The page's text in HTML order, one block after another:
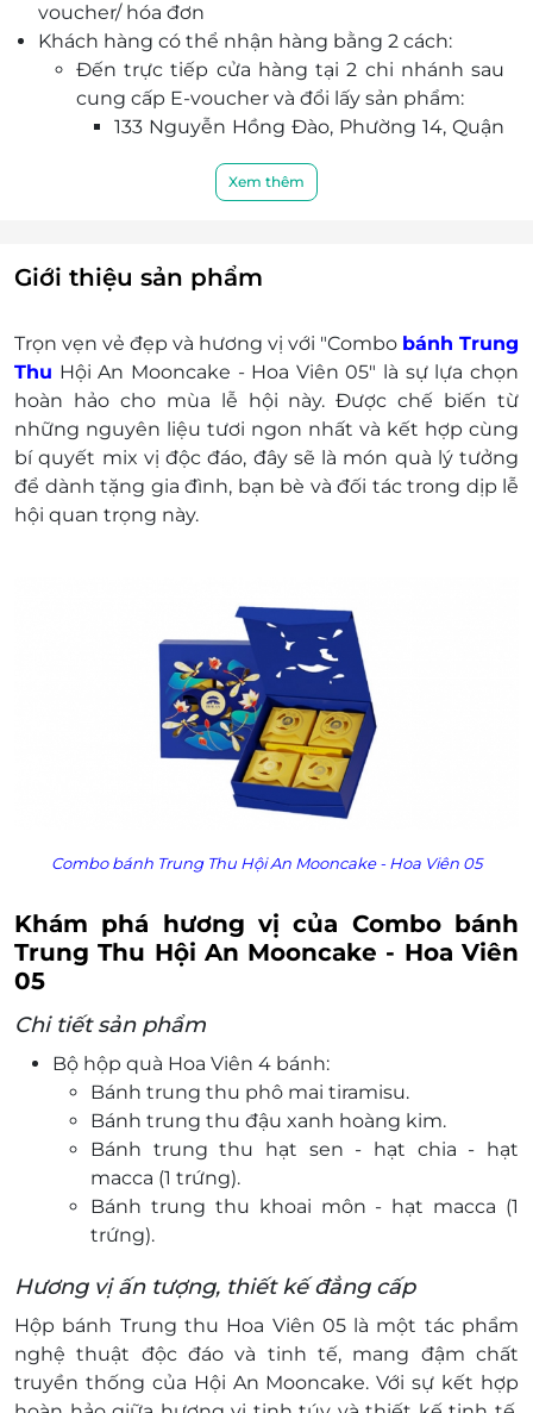
voucher/ hóa đơn
Khách hàng có thể nhận hàng bằng 2 cách:
Đến trực tiếp cửa hàng tại 2 chi nhánh sau
cung cấp E-voucher và đổi lấy sản phẩm:
133 Nguyễn Hồng Đào, Phường 14, Quận
dụng đổi bánh từ ngày 26/07/2024
Nội (Sagogifts): Áp dụng đổi bánh từ
Điện thoại liên hệ & tư vấn: 093 650 9799
Một khách hàng được mua nhiều E-Voucher/E-
Coupon
E-Voucher/E-Coupon không có giá trị quy đổi
thành tiền mặt, không trả lại tiền thừa
Không áp dụng đồng thời với chương trình
khuyến mại khác.
Xem thêm
Giới thiệu sản phẩm
Trọn vẹn vẻ đẹp và hương vị với "Combo bánh Trung
Thu Hội An Mooncake - Hoa Viên 05" là sự lựa chọn
hoàn hảo cho mùa lễ hội này. Được chế biến từ
những nguyên liệu tươi ngon nhất và kết hợp cùng
bí quyết mix vị độc đáo, đây sẽ là món quà lý tưởng
để dành tặng gia đình, bạn bè và đối tác trong dịp lễ
hội quan trọng này.
Combo bánh Trung Thu Hội An Mooncake - Hoa Viên 05
Khám phá hương vị của Combo bánh
Trung Thu Hội An Mooncake - Hoa Viên
05
Chi tiết sản phẩm
Bộ hộp quà Hoa Viên 4 bánh:
Bánh trung thu phô mai tiramisu.
Bánh trung thu đậu xanh hoàng kim.
Bánh trung thu hạt sen - hạt chia - hạt
macca (1 trứng).
Bánh trung thu khoai môn - hạt macca (1
trứng).
Hương vị ấn tượng, thiết kế đẳng cấp
Hộp bánh Trung thu Hoa Viên 05 là một tác phẩm
nghệ thuật độc đáo và tinh tế, mang đậm chất
truyền thống của Hội An Mooncake. Với sự kết hợp